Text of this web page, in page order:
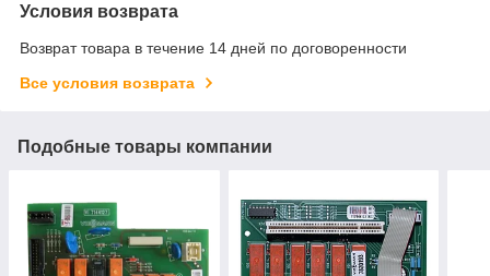
Условия возврата
Возврат товара в течение 14 дней по договоренности
Все условия возврата
Подобные товары компании